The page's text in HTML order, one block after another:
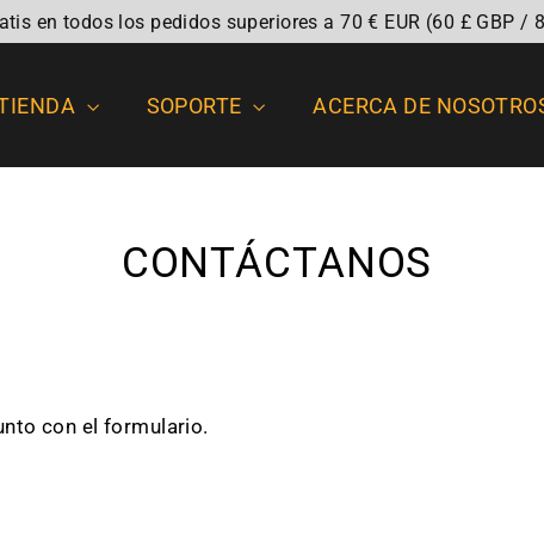
en todos los pedidos superiores a 70 € EUR (60 £ GBP /
SOPORTE ACERCA DE
CONTÁCTANOS
con el formulario.